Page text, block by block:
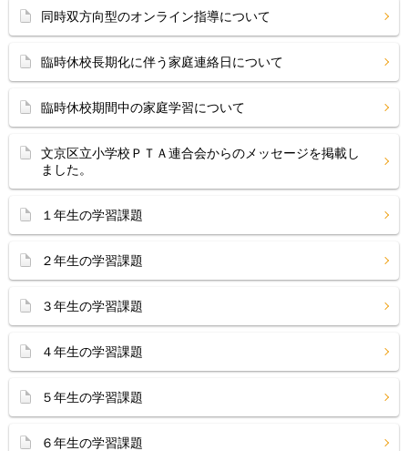
同時双方向型のオンライン指導について
臨時休校長期化に伴う家庭連絡日について
臨時休校期間中の家庭学習について
文京区立小学校ＰＴＡ連合会からのメッセージを掲載し
ました。
１年生の学習課題
２年生の学習課題
３年生の学習課題
４年生の学習課題
５年生の学習課題
６年生の学習課題